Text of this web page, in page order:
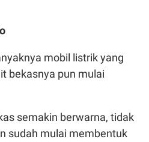
mobil listrik yang
bekasnya pun mulai
semakin berwarna, tidak
sudah mulai membentuk